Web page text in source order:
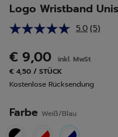
Logo Wristband
5.0 5
Link
Seite.
(5)
€ 9,00
inkl. MwSt
€ 4,50 / STÜCK
Kostenlose Rücksendung
Farbe Weiß/Blau